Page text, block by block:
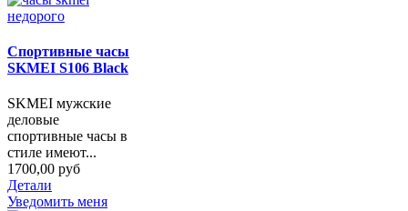
Спортивные часы
SKMEI S106 Black
SKMEI мужские
деловые
спортивные часы в
стиле имеют...
1700,00 руб
Детали
Уведомить меня